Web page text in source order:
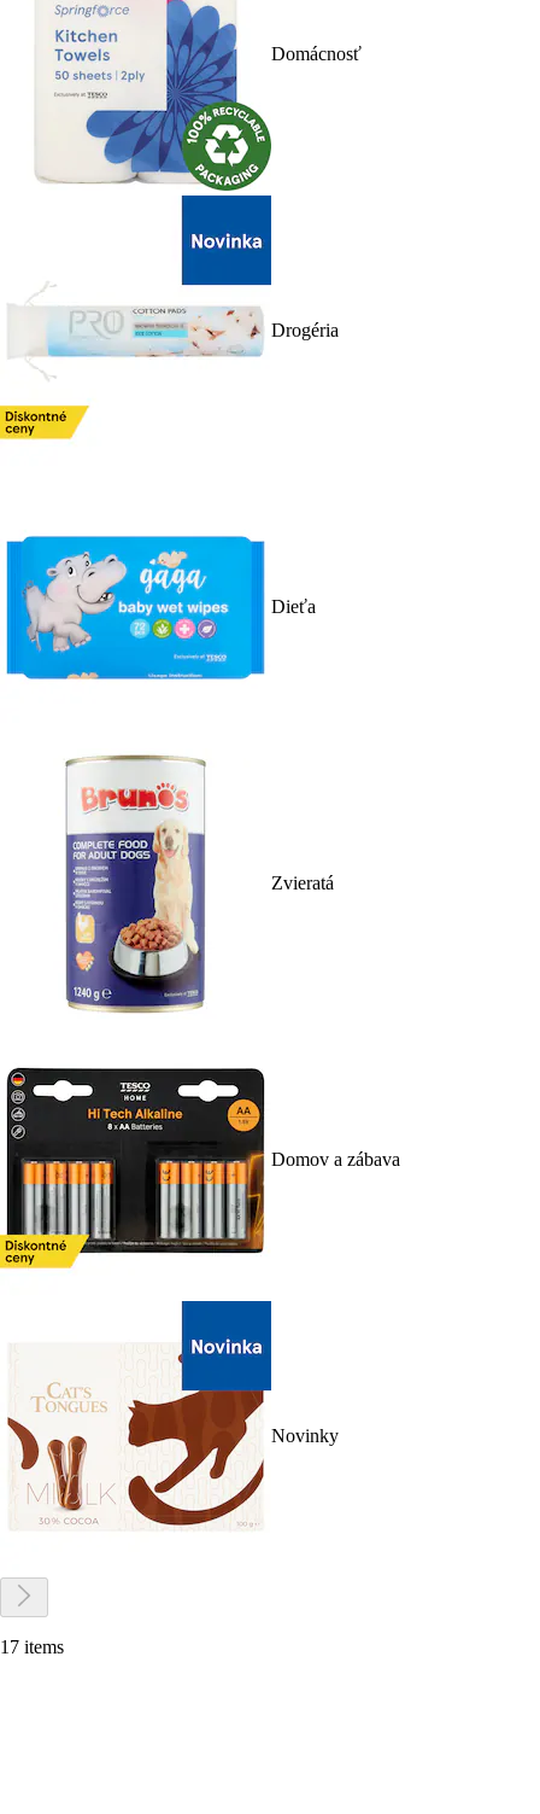
Domácnosť
Drogéria
Dieťa
Zvieratá
Domov a zábava
Novinky
17 items